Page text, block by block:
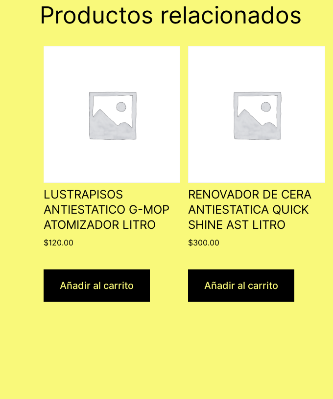
Productos relacionados
LUSTRAPISOS
ANTIESTATICO G-MOP
ATOMIZADOR LITRO
$120.00
Añadir al carrito
RENOVADOR DE CERA
ANTIESTATICA QUICK
SHINE AST LITRO
$300.00
Añadir al carrito